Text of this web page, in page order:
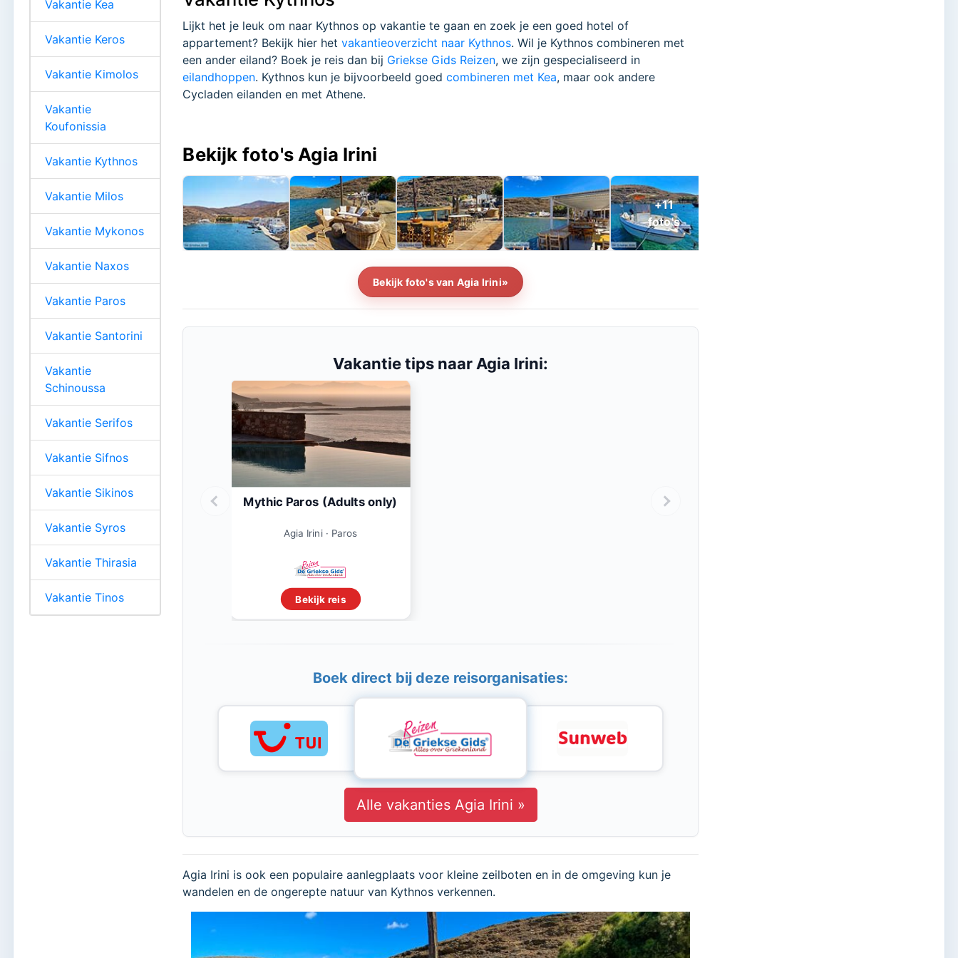
Lijkt het je leuk om naar Kythnos op vakantie te gaan en zoek je een goed hotel of
appartement? Bekijk hier hetvakantieoverzicht naar Kythnos. Wil je Kythnos combineren met
een ander eiland? Boek je reis dan bij Griekse Gids Reizen, we zijn gespecialiseerd in
eilandhoppen. Kythnos kun je bijvoorbeeld goedcombineren met Kea, maar ook andere
Cycladen eilanden en met Athene.
Bekijk foto's Agia Irini
Bekijk foto's van Agia Irini»
Vakantie tips naar Agia Irini:
Mythic Paros (Adults only)
Agia Irini · Paros
Bekijk reis
Boek direct bij deze reisorganisaties:
Alle vakanties Agia Irini »
Agia Irini is ook een populaire aanlegplaats voor kleine zeilboten en in de omgeving kun je
wandelen en de ongerepte natuur van Kythnos verkennen.
Vakantie Kea
Vakantie Keros
Vakantie Kimolos
Vakantie
Koufonissia
Vakantie Kythnos
Vakantie Milos
Vakantie Mykonos
Vakantie Naxos
Vakantie Paros
Vakantie Santorini
Vakantie
Schinoussa
Vakantie Serifos
Vakantie Sifnos
Vakantie Sikinos
Vakantie Syros
Vakantie Thirasia
Vakantie Tinos